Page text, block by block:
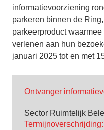
informatievoorziening
parkeren binnen de
parkeerproduct
verlenen aan hun
januari 2025 tot en met
Ontvanger
Sector Ruimtelijk
Termijnoverschrijding: